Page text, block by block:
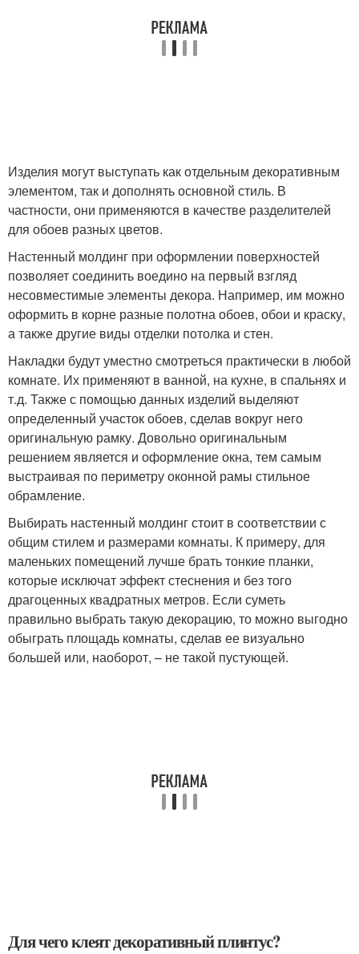
Изделия могут выступать как отдельным декоративным
элементом, так и дополнять основной стиль. В
частности, они применяются в качестве разделителей
для обоев разных цветов.
Настенный молдинг при оформлении поверхностей
позволяет соединить воедино на первый взгляд
несовместимые элементы декора. Например, им можно
оформить в корне разные полотна обоев, обои и краску,
а также другие виды отделки потолка и стен.
Накладки будут уместно смотреться практически в любой
комнате. Их применяют в ванной, на кухне, в спальнях и
т.д. Также с помощью данных изделий выделяют
определенный участок обоев, сделав вокруг него
оригинальную рамку. Довольно оригинальным
решением является и оформление окна, тем самым
выстраивая по периметру оконной рамы стильное
обрамление.
Выбирать настенный молдинг стоит в соответствии с
общим стилем и размерами комнаты. К примеру, для
маленьких помещений лучше брать тонкие планки,
которые исключат эффект стеснения и без того
драгоценных квадратных метров. Если суметь
правильно выбрать такую декорацию, то можно выгодно
обыграть площадь комнаты, сделав ее визуально
большей или, наоборот, – не такой пустующей.
Для чего клеят декоративный плинтус?